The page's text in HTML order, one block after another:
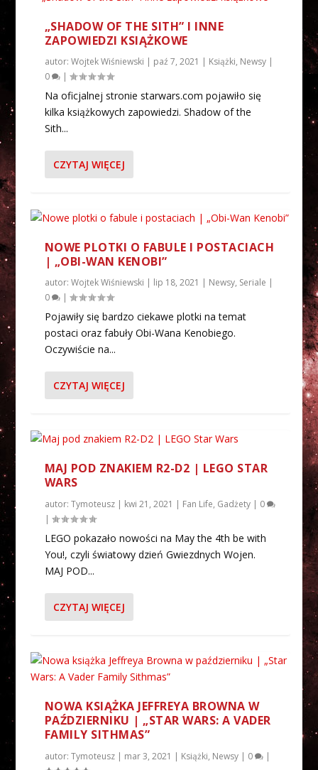
„SHADOW OF THE SITH” I INNE
ZAPOWIEDZI KSIĄŻKOWE
autor: Wojtek Wiśniewski | paź 7, 2021 | Książki, Newsy|
0
|
Na oficjalnej stronie starwars.com pojawiło się
kilka książkowych zapowiedzi. Shadow of the
Sith...
CZYTAJ WIĘCEJ
NOWE PLOTKI O FABULE I POSTACIACH
| „OBI-WAN KENOBI”
autor: Wojtek Wiśniewski | lip 18, 2021 | Newsy, Seriale |
0
|
Pojawiły się bardzo ciekawe plotki na temat
postaci oraz fabuły Obi-Wana Kenobiego.
Oczywiście na...
CZYTAJ WIĘCEJ
MAJ POD ZNAKIEM R2-D2 | LEGO STAR
WARS
autor: Tymoteusz| kwi 21, 2021 | Fan Life, Gadżety| 0
|
LEGO pokazało nowości na May the 4th be with
You!, czyli światowy dzień Gwiezdnych Wojen.
MAJ POD...
CZYTAJ WIĘCEJ
NOWA KSIĄŻKA JEFFREYA BROWNA W
PAŹDZIERNIKU | „STAR WARS: A VADER
FAMILY SITHMAS”
autor: Tymoteusz| mar 3, 2021 | Książki, Newsy| 0 |